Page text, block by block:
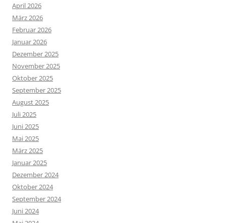
April 2026
März 2026
Februar 2026
Januar 2026
Dezember 2025
November 2025
Oktober 2025
September 2025
August 2025
Juli 2025
Juni 2025
Mai 2025
März 2025
Januar 2025
Dezember 2024
Oktober 2024
September 2024
Juni 2024